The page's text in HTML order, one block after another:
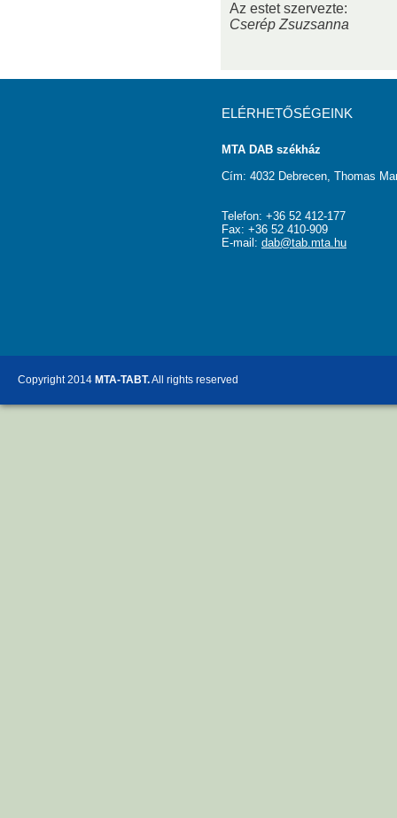
Az estet szervezte:
Cserép Zsuzsanna
ELÉRHETŐSÉGEINK
MTA DAB székház
Cím: 4032 Debrecen, Thomas
Telefon: +36 52 412-177
Fax: +36 52 410-909
E-mail: dab@tab.mta.hu
Copyright 2014 MTA-TABT.All rights reserved